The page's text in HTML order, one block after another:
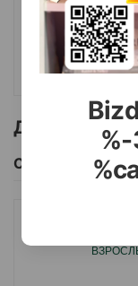
Другие
Смотреть Все